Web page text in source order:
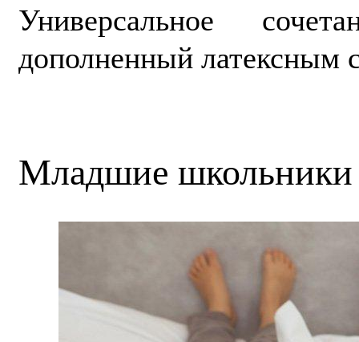
Универсальное
дополненный латексным
Младшие школьники